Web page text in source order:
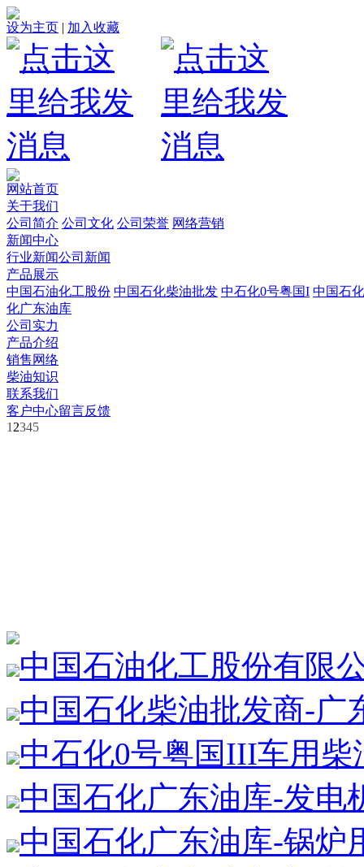
设为主页 | 加入收藏
网站首页
关于我们
公司简介 公司文化 公司荣誉 网络营销
新闻中心
行业新闻公司新闻
产品展示
中国石油化工股份 中国石化柴油批发 中石化0号粤国I 中国石
化广东油库
公司实力
产品介绍
销售网络
柴油知识
联系我们
客户中心留言反馈
1 2345
中国石油化工股份有限
中国石化柴油批发商-广
中石化0号粤国III车用柴
中国石化广东油库-发电
中国石化广东油库-锅炉